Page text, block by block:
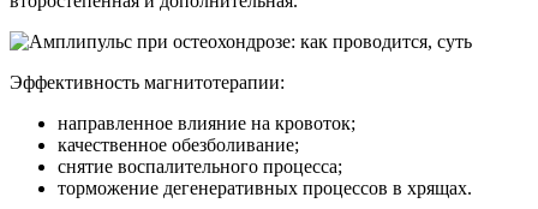
Эффективность магнитотерапии:
направленное влияние на кровоток;
качественное обезболивание;
снятие воспалительного процесса;
торможение дегенеративных процессов в хрящах.